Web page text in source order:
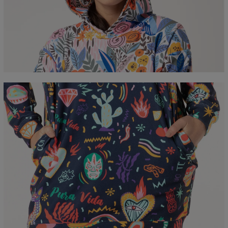
Mierzone na płasko
XSS M L XL2XL
A - Szerokość klatki piersiowej
55 57 59 61 63 65
B - Długość całkowita
828384858687
C - Długość rękawów
5859 60 61 62 63